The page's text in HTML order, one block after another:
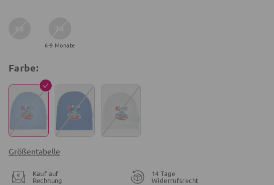
6-9 Monate
Farbe:
Größentabelle
Kauf auf
Rechnung
14 Tage
Widerrufsrecht